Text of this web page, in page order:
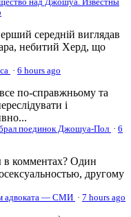
над Джошуа. Известны
середній виглядав
небитий Херд, що
· 6 hours ago
по-справжньому та
і
поединок Джошуа-Пол · 6
в комментах? Один
другому
адвоката — СМИ · 7 hours ago